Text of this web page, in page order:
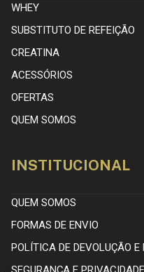
WHEY
SUBSTITUTO DE REFEIÇÃO
CREATINA
ACESSÓRIOS
OFERTAS
QUEM SOMOS
INSTITUCIONAL
QUEM SOMOS
FORMAS DE ENVIO
POLÍTICA DE DEVOLUÇÃO E